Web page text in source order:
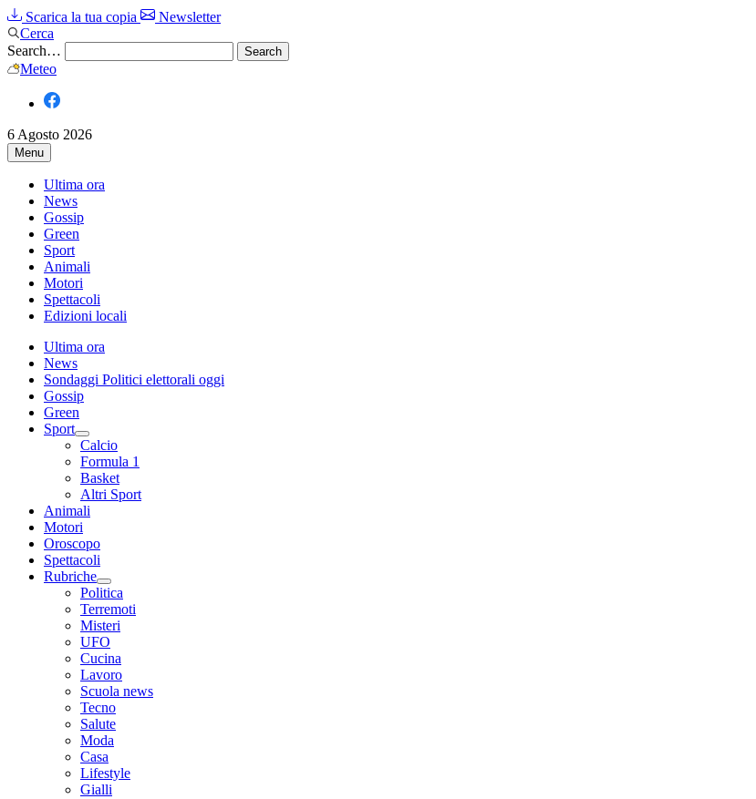
Scarica la tua copia
Newsletter
Cerca
Search…
Meteo
6 Agosto 2026
Menu
Ultima ora
News
Gossip
Green
Sport
Animali
Motori
Spettacoli
Edizioni locali
Ultima ora
News
Sondaggi Politici elettorali oggi
Gossip
Green
Sport
Calcio
Formula 1
Basket
Altri Sport
Animali
Motori
Oroscopo
Spettacoli
Rubriche
Politica
Terremoti
Misteri
UFO
Cucina
Lavoro
Scuola news
Tecno
Salute
Moda
Casa
Lifestyle
Gialli